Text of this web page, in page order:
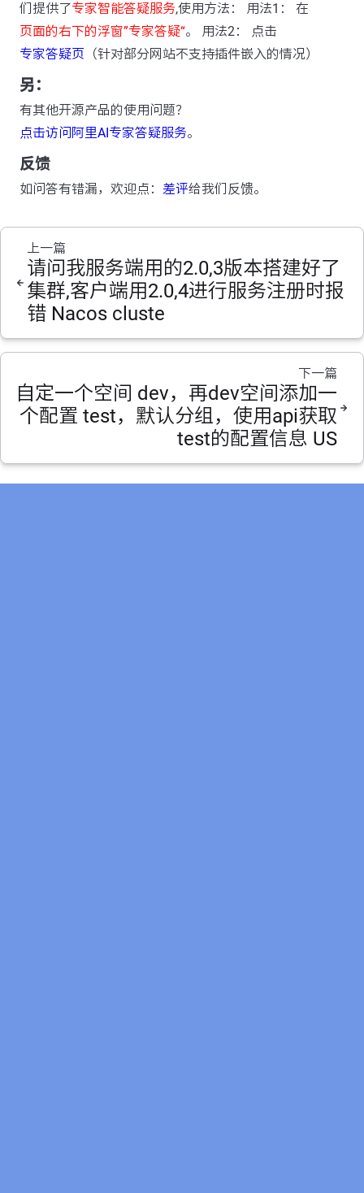
们提供了专家智能答疑服务,使用方法： 用法1： 在
页面的右下的浮窗”专家答疑“。 用法2： 点击
专家答疑页 （针对部分网站不支持插件嵌入的情况）
另：
有其他开源产品的使用问题？
点击访问阿里AI专家答疑服务。
反馈
如问答有错漏，欢迎点： 差评给我们反馈。
上一篇
请问我服务端用的2.0,3版本搭建好了
集群,客户端用2.0,4进行服务注册时报
错 Nacos cluste
下一篇
自定一个空间 dev，再dev空间添加一
个配置 test，默认分组，使用api获取
test的配置信息 US